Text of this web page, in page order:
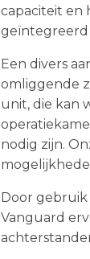
capaciteit en
geïntegreerd
Een divers
omliggende
unit, die kan
nodig zijn.
Door
Vanguard